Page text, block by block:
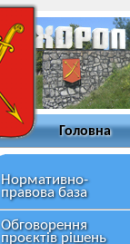
Головна
Нормативно-
правова база
Обговорення
проєктів рішень